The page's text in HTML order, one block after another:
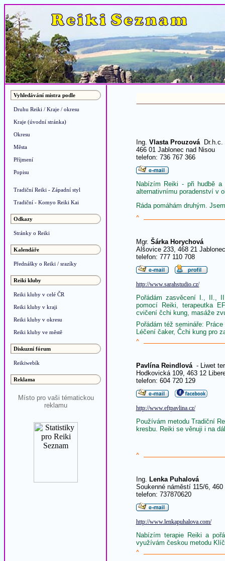
Vyhledávání mistra podle
Druhu Reiki / Kraje / okresu
Kraje (úvodní stránka)
Okresu
Města
Příjmení
Popisu
Tradiční Reiki - Západní styl
Tradiční - Komyo Reiki Kai
Odkazy
Stránky o Reiki
Kalendáře
Přednášky o Reiki / srazíky
Reiki kluby
Reiki kluby v celé ČR
Reiki kluby v kraji
Reiki kluby v okresu
Reiki kluby ve městě
Diskuzní fórum
Reikiwebík
Reklama
Místo pro vaši tématickou
reklamu
Ing. Vlasta ProuzováDr.h.c.
466 01 Jablonec nad Nisou
telefon: 736 767 366
Nabízím Reiki - při hudbě a
alternativnímu poradenství v
Ráda pomáhám druhým.
^
Mgr. Šárka Horychová
Alšovice 233, 468 21
telefon: 777 110 708
http://www.sarahstudio.cz/
Pořádám zasvěcení I., II.,
pomocí Reiki, terapeutka
cvičení čchi kung, masáže
Pořádám též semináře:
Léčení čaker, Čchi kung pro
^
Pavlína Reindlová- Liwet
Hodkovická 109, 463 12
telefon: 604 720 129
http://www.eftpavlina.cz/
Používám metodu Tradiční
kresbu. Reiki se věnuji i na
^
Ing. Lenka Puhalová
Soukenné náměstí 115/6, 460
telefon: 737870620
http://www.lenkapuhalova.com/
Nabízím terapie Reiki a
využívám českou metodu
^